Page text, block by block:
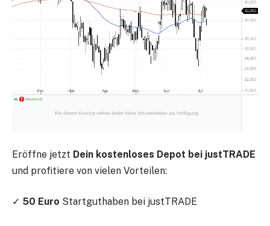
Eröffne jetzt Dein kostenloses Depot bei justTRADE
und profitiere von vielen Vorteilen:
✓ 50 Euro Startguthaben bei justTRADE